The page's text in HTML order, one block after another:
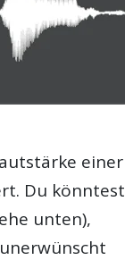
einer
Du könntest
unten),